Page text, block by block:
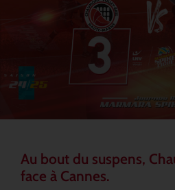
Au bout du suspens,
face à Cannes.